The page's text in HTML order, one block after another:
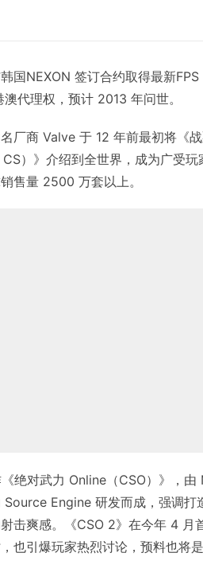
国NEXON 签订合约取得最新
代理权，预计 2013 年问世。
厂商 Valve 于 12 年前最初将《
）》介绍到全世界，成为广受玩
售量 2500 万套以上。
《绝对武力 Online（CSO）》，
Engine 研发而成，强调打
击爽感。《CSO 2》在今年 4 月
也引爆玩家热烈讨论，预料也